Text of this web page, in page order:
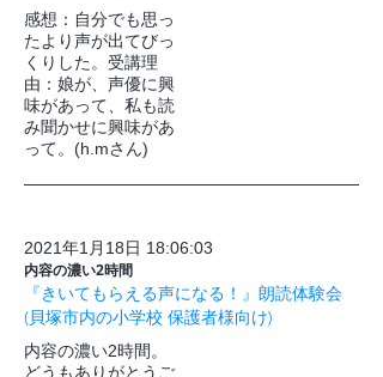
​感想：自分でも思っ
たより声が出てびっ
くりした。受講理
由：娘が、声優に興
味があって、私も読
み聞かせに興味があ
って。(h.mさん)
2021年1月18日 18:06:03
内容の濃い2時間
『きいてもらえる声になる！』朗読体験会
(貝塚市内の小学校 保護者様向け)
内容の濃い2時間。
どうもありがとうご